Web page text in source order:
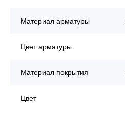
Материал арматуры
Цвет арматуры
Материал покрытия
Цвет